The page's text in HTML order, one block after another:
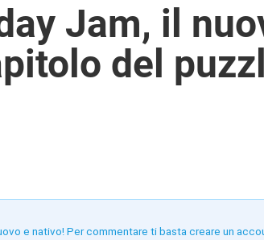
Jam, il
del
e nativo! Per commentare ti basta creare un